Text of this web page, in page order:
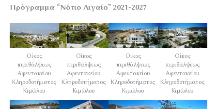
Πρόγραμμα “Νότιο Αιγαίο” 2021-2027
Οίκος
περιθάλψεως
Αφεντακείου
Κληροδοτήματος
Κιμώλου
Οίκος
περιθάλψεως
Αφεντακείου
Κληροδοτήματος
Κιμώλου
Οίκος
περιθάλψεως
Αφεντακείου
Κληροδοτήματος
Κιμώλου
Οίκος
περιθάλψεως
Αφεντακείου
Κληροδοτήματος
Κιμώλου